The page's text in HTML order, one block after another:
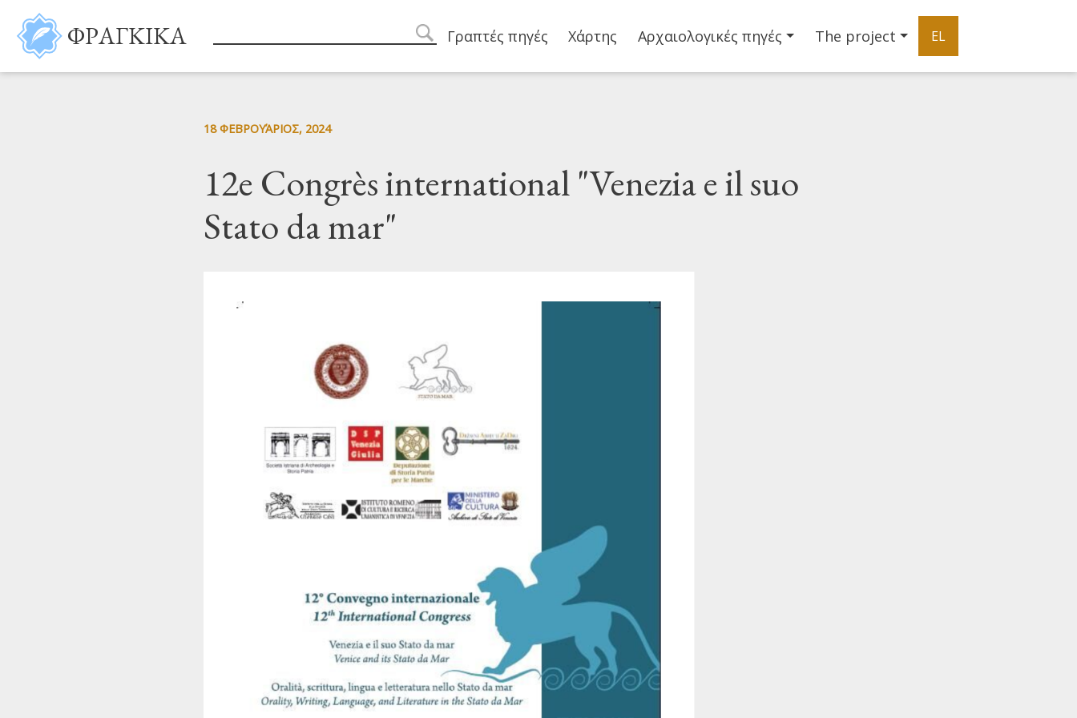
Παράκαμψη προς το κυρίως περιεχόμενο
ΦΡΑΓΚΙΚΑ search
Main navigation
Γραπτές πηγές Χάρτης Αρχαιολογικές πηγές The project EL
18 ΦΕΒΡΟΥΆΡΙΟΣ, 2024
12e Congrès international "Venezia e il suo
Stato da mar"